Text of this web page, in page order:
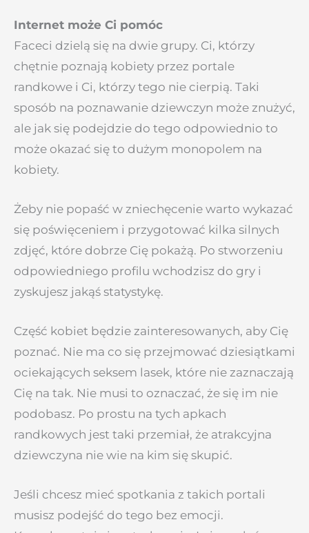
Internet może Ci pomóc
Faceci dzielą się na dwie grupy. Ci, którzy
chętnie poznają kobiety przez portale
randkowe i Ci, którzy tego nie cierpią. Taki
sposób na poznawanie dziewczyn może znużyć,
ale jak się podejdzie do tego odpowiednio to
może okazać się to dużym monopolem na
kobiety.
Żeby nie popaść w zniechęcenie warto wykazać
się poświęceniem i przygotować kilka silnych
zdjęć, które dobrze Cię pokażą. Po stworzeniu
odpowiedniego profilu wchodzisz do gry i
zyskujesz jakąś statystykę.
Część kobiet będzie zainteresowanych, aby Cię
poznać. Nie ma co się przejmować dziesiątkami
ociekających seksem lasek, które nie zaznaczają
Cię na tak. Nie musi to oznaczać, że się im nie
podobasz. Po prostu na tych apkach
randkowych jest taki przemiał, że atrakcyjna
dziewczyna nie wie na kim się skupić.
Jeśli chcesz mieć spotkania z takich portali
musisz podejść do tego bez emocji.